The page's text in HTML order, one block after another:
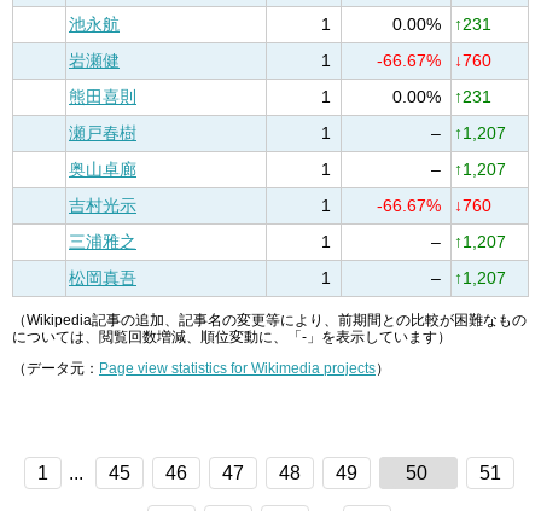
池永航
1 0.00%
↑231
岩瀬健
1 -66.67%
↓760
熊田喜則
1 0.00%
↑231
瀬戸春樹
1 –
↑1,207
奥山卓廊
1 –
↑1,207
吉村光示
1 -66.67%
↓760
三浦雅之
1 –
↑1,207
松岡真吾
1 – ↑1,207
（Wikipedia記事の追加、記事名の変更等により、前期間との比較が困難なもの
については、閲覧回数増減、順位変動に、「-」を表示しています）
（データ元： Page view statistics for Wikimedia projects）
1 ... 45 46 47 48 49 50 51